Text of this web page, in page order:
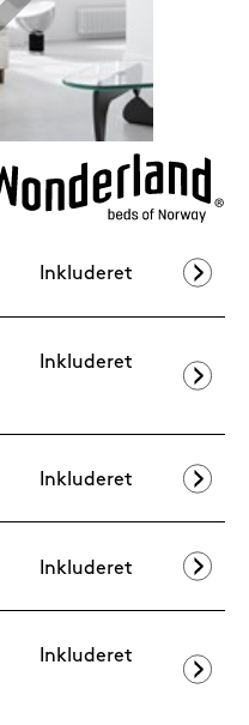
Inkluderet
Inkluderet
Inkluderet
Inkluderet
Inkluderet